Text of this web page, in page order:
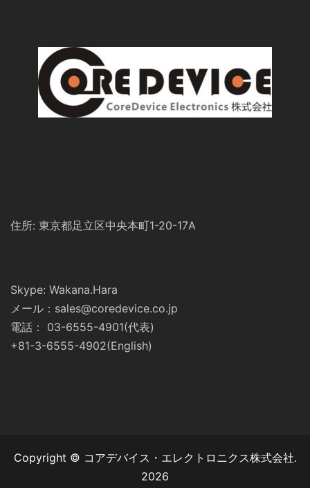
住所: 東京都足立区中央本町1-20-17A
Skype: Wakana.Hara
メール：sales@coredevice.co.jp
電話： 03-6555-4901(代表)
+81-3-6555-4902(English)
Copyright © コアデバイス・エレクトロニクス株式会社.
2026